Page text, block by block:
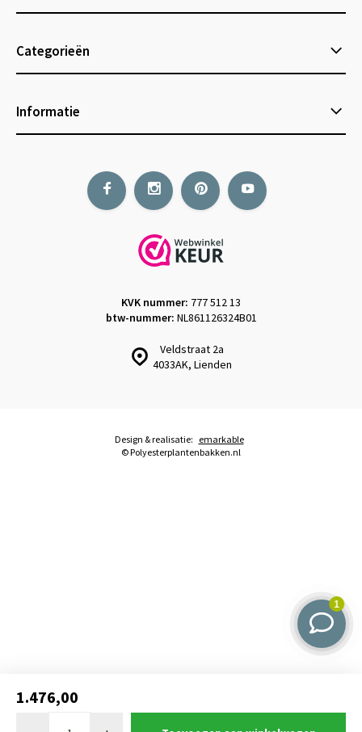
1.476,00
Categorieën
Informatie
Veldstraat 2a
4033AK, Lienden
KVK nummer: 777 512 13
btw-nummer: NL861126324B01
© Polyesterplantenbakken.nl
Design & realisatie: emarkable